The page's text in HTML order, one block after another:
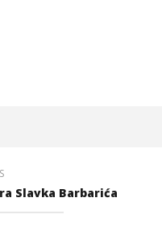
Slavka Barbarića